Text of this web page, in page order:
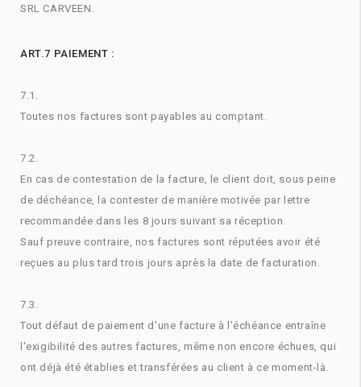
SRL CARVEEN.
ART.7 PAIEMENT :
7.1.
Toutes nos factures sont payables au comptant.
7.2.
En cas de contestation de la facture, le client doit, sous peine
de déchéance, la contester de manière motivée par lettre
recommandée dans les 8 jours suivant sa réception.
Sauf preuve contraire, nos factures sont réputées avoir été
reçues au plus tard trois jours après la date de facturation.
7.3.
Tout défaut de paiement d'une facture à l'échéance entraîne
l'exigibilité des autres factures, même non encore échues, qui
ont déjà été établies et transférées au client à ce moment-là.